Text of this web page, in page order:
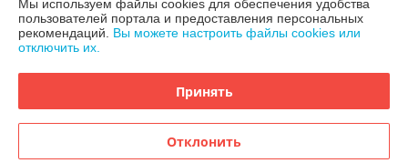
Полная версия сайта
Политика обработки cookies
Сайт создан на платформе Deal.by
Мы используем файлы cookies для обеспечения удобства
пользователей портала и предоставления персональных
рекомендаций. Вы можете настроить файлы cookies или
отключить их.
Принять
Отклонить